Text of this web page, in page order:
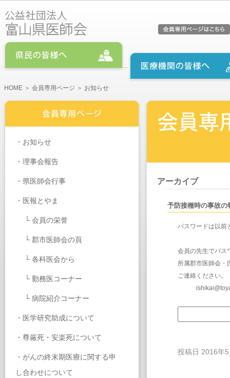
HOME ＞ 会員専用ページ ＞ お知らせ
・ お知らせ
・ 理事会報告
・ 県医師会行事
・医報とやま
└ 会員の栄誉
└ 郡市医師会の頁
└ 各科医会から
└ 勤務医コーナー
└ 病院紹介コーナー
・ 医学研究助成について
・ 尊厳死・安楽死について
・ がんの終末期医療に関する申
し合わせについて
アーカイブ
予防接種時の事故の
パスワードは以前
会員の先生でパス
所属郡市医師会・
ご連絡ください。
投稿日 2016年